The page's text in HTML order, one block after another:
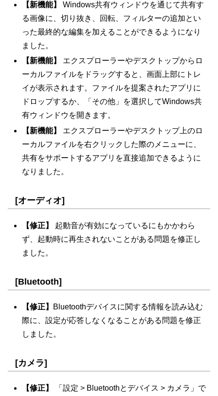
【新機能】
Windows共有ウィンドウを通じて共有す
る画像に、切り抜き、回転、フィルターの追加とい
った最終的な編集を加えることができるようになり
ました。
【新機能】
エクスプローラーやデスクトップからロ
ーカルファイルをドラッグすると、画面上部にトレ
イが表示されます。ファイルを提案されたアプリに
ドロップするか、「その他」を選択してWindows共
有ウィンドウを開きます。
【新機能】
エクスプローラーやデスクトップ上のロ
ーカルファイルを右クリックした際のメニューに、
共有をサポートするアプリを直接追加できるように
なりました。
[オーディオ]
【修正】
起動音が有効になっているにもかかわら
ず、起動時に再生されないことがある問題を修正し
ました。
[Bluetooth]
【修正】
Bluetoothデバイスに関する情報を読み込む
際に、設定が応答しなくなることがある問題を修正
しました。
[カメラ]
【修正】
「設定 > Bluetoothとデバイス > カメラ」で